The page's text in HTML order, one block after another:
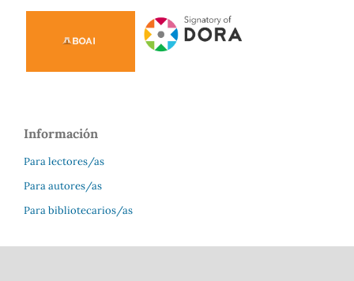
Información
Para lectores/as
Para autores/as
Para bibliotecarios/as